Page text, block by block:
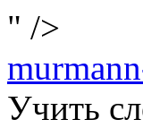
" />
Учить